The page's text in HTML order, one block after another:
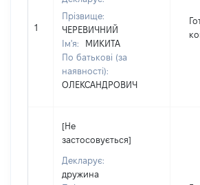
1
Прізвище:
ЧЕРЕВИЧНИЙ
Ім'я:
МИКИТА
По батькові (за
наявності):
ОЛЕКСАНДРОВИЧ
[Не
застосовується]
Декларує:
дружина